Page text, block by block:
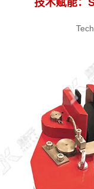
技术赋能：